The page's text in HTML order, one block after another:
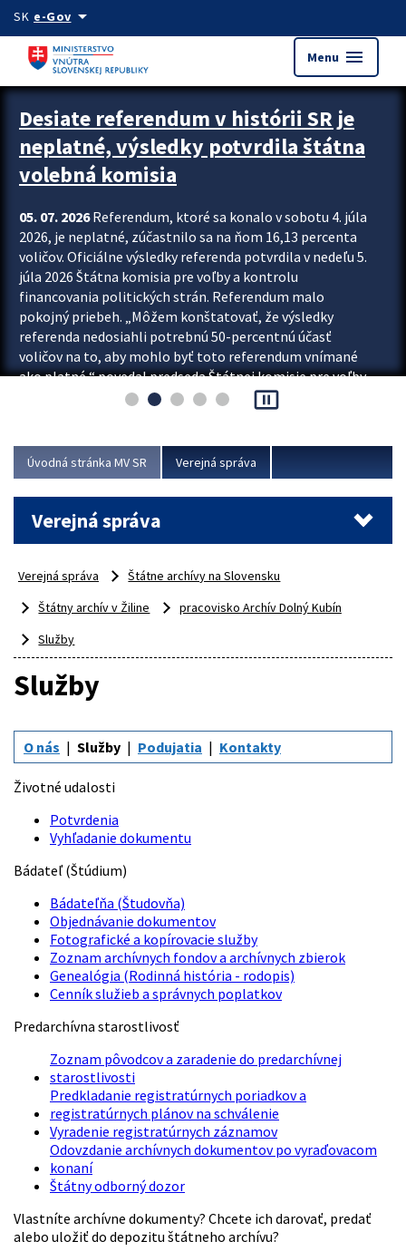
Preskocit na hlavný obsah
SK e-Govarrow_drop_down
Menu menu
Zastavit automatický posun upútavok
Desiate referendum v histórii SR je
neplatné, výsledky potvrdila štátna
volebná komisia
05. 07. 2026Referendum, ktoré sa konalo v sobotu 4. júla
2026, je neplatné, zúčastnilo sa na ňom 16,13 percenta
voličov. Oficiálne výsledky referenda potvrdila v nedeľu 5.
júla 2026 Štátna komisia pre voľby a kontrolu
financovania politických strán. Referendum malo
pokojný priebeh. „Môžem konštatovať, že výsledky
referenda nedosiahli potrebnú 50-percentnú účasť
voličov na to, aby mohlo byť toto referendum vnímané
ako platné,“ povedal predseda Štátnej komisie pre voľby
a kontrolu financovania politických...
pause_presentation
Úvodná stránka MV SR Verejná správa
Verejná správa
Verejná správa
Štátne archívy na Slovensku
Štátny archív v Žiline
pracovisko Archív Dolný Kubín
Služby
Služby
O nás Služby Podujatia Kontakty
Životné udalosti
Potvrdenia
Vyhľadanie dokumentu
Bádateľ (Štúdium)
Bádateľňa (Študovňa)
Objednávanie dokumentov
Fotografické a kopírovacie služby
Zoznam archívnych fondov a archívnych zbierok
Genealógia (Rodinná história - rodopis)
Cenník služieb a správnych poplatkov
Predarchívna starostlivosť
Zoznam pôvodcov a zaradenie do predarchívnej
starostlivosti
Predkladanie registratúrnych poriadkov a
registratúrnych plánov na schválenie
Vyradenie registratúrnych záznamov
Odovzdanie archívnych dokumentov po vyraďovacom
konaní
Štátny odborný dozor
Vlastníte archívne dokumenty? Chcete ich darovať, predať
alebo uložiť do depozitu štátneho archívu?